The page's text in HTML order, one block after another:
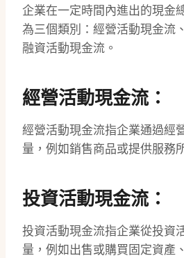
企業在一定時間內進出的現金
為三個類別：經營活動現金流
融資活動現金流。
經營活動現金流：
經營活動現金流指企業通過經
量，例如銷售商品或提供服務
投資活動現金流：
投資活動現金流指企業從投資
量，例如出售或購買固定資產